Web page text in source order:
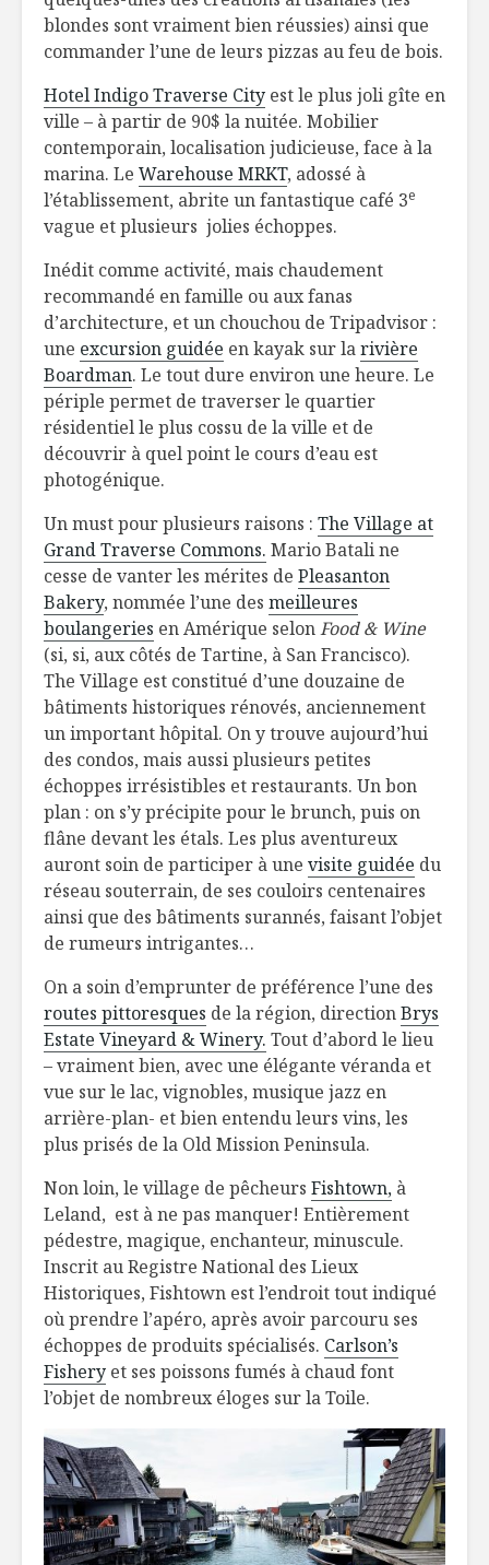
blondes sont vraiment bien réussies) ainsi que
commander l’une de leurs pizzas au feu de bois.
Hotel Indigo Traverse City est le plus joli gîte en
ville – à partir de 90$ la nuitée. Mobilier
contemporain, localisation judicieuse, face à la
marina. Le Warehouse MRKT, adossé à
l’établissement, abrite un fantastique café 3e
vague et plusieurs jolies échoppes.
Inédit comme activité, mais chaudement
recommandé en famille ou aux fanas
d’architecture, et un chouchou de Tripadvisor :
une excursion guidée en kayak sur larivière
Boardman. Le tout dure environ une heure. Le
périple permet de traverser le quartier
résidentiel le plus cossu de la ville et de
découvrir à quel point le cours d’eau est
photogénique.
Un must pour plusieurs raisons : The Village at
Grand Traverse Commons. Mario Batali ne
cesse de vanter les mérites de Pleasanton
Bakery, nommée l’une des meilleures
boulangeries en Amérique selonFood & Wine
(si, si, aux côtés de Tartine, à San Francisco).
The Village est constitué d’une douzaine de
bâtiments historiques rénovés, anciennement
un important hôpital. On y trouve aujourd’hui
des condos, mais aussi plusieurs petites
échoppes irrésistibles et restaurants. Un bon
plan : on s’y précipite pour le brunch, puis on
flâne devant les étals. Les plus aventureux
auront soin de participer à une visite guidée du
réseau souterrain, de ses couloirs centenaires
ainsi que des bâtiments surannés, faisant l’objet
de rumeurs intrigantes…
On a soin d’emprunter de préférence l’une des
routes pittoresques de la région, directionBrys
Estate Vineyard & Winery. Tout d’abord le lieu
– vraiment bien, avec une élégante véranda et
vue sur le lac, vignobles, musique jazz en
arrière-plan- et bien entendu leurs vins, les
plus prisés de la Old Mission Peninsula.
Non loin, le village de pêcheurs Fishtown, à
Leland, est à ne pas manquer! Entièrement
pédestre, magique, enchanteur, minuscule.
Inscrit au Registre National des Lieux
Historiques, Fishtown est l’endroit tout indiqué
où prendre l’apéro, après avoir parcouru ses
échoppes de produits spécialisés. Carlson’s
Fishery et ses poissons fumés à chaud font
l’objet de nombreux éloges sur la Toile.